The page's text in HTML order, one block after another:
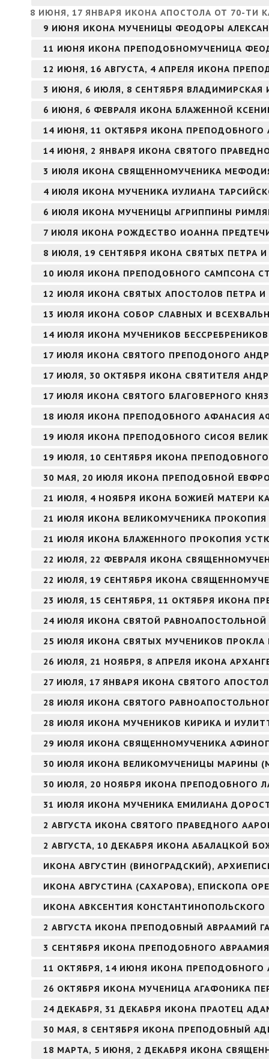
8 ИЮНЯ, 17 ЯНВАРЯ ИКОНА АПОСТОЛА ОТ 70-ТИ
9 ИЮНЯ ИКОНА МУЧЕНИЦЫ ФЕОДОРЫ
11 ИЮНЯ ИКОНА ПРЕПОДОБНОМУЧЕНИЦА
12 ИЮНЯ, 16 АВГУСТА, 4 АПРЕЛЯ ИКОНА
3 ИЮНЯ, 6 ИЮЛЯ, 8 СЕНТЯБРЯ
6 ИЮНЯ, 6 ФЕВРАЛЯ ИКОНА БЛАЖЕННОЙ
14 ИЮНЯ, 11 ОКТЯБРЯ ИКОНА ПРЕПОДОБНОГО
14 ИЮНЯ, 2 ЯНВАРЯ ИКОНА СВЯТОГО
3 ИЮЛЯ ИКОНА СВЯЩЕННОМУЧЕНИКА
4 ИЮЛЯ ИКОНА МУЧЕНИКА ИУЛИАНА
6 ИЮЛЯ ИКОНА МУЧЕНИЦЫ АГРИППИНЫ
7 ИЮЛЯ ИКОНА РОЖДЕСТВО ИОАННА
8 ИЮЛЯ, 19 СЕНТЯБРЯ ИКОНА СВЯТЫХ ПЕТРА
10 ИЮЛЯ ИКОНА ПРЕПОДОБНОГО САМПСОНА
12 ИЮЛЯ ИКОНА СВЯТЫХ АПОСТОЛОВ ПЕТРА И
13 ИЮЛЯ ИКОНА СОБОР СЛАВНЫХ И
14 ИЮЛЯ ИКОНА МУЧЕНИКОВ
17 ИЮЛЯ ИКОНА СВЯТОГО ПРЕПОДОНОГО
17 ИЮЛЯ, 30 ОКТЯБРЯ ИКОНА СВЯТИТЕЛЯ
17 ИЮЛЯ ИКОНА СВЯТОГО БЛАГОВЕРНОГО
18 ИЮЛЯ ИКОНА ПРЕПОДОБНОГО АФАНАСИЯ
19 ИЮЛЯ ИКОНА ПРЕПОДОБНОГО СИСОЯ
19 ИЮЛЯ, 10 СЕНТЯБРЯ ИКОНА
30 МАЯ, 20 ИЮЛЯ ИКОНА ПРЕПОДОБНОЙ
21 ИЮЛЯ, 4 НОЯБРЯ ИКОНА БОЖИЕЙ МАТЕРИ
21 ИЮЛЯ ИКОНА ВЕЛИКОМУЧЕНИКА ПРОКОПИЯ
21 ИЮЛЯ ИКОНА БЛАЖЕННОГО ПРОКОПИЯ
22 ИЮЛЯ, 22 ФЕВРАЛЯ ИКОНА
22 ИЮЛЯ, 19 СЕНТЯБРЯ ИКОНА
23 ИЮЛЯ, 15 СЕНТЯБРЯ, 11 ОКТЯБРЯ ИКОНА
24 ИЮЛЯ ИКОНА СВЯТОЙ
25 ИЮЛЯ ИКОНА СВЯТЫХ МУЧЕНИКОВ ПРОКЛА
26 ИЮЛЯ, 21 НОЯБРЯ, 8 АПРЕЛЯ ИКОНА
27 ИЮЛЯ, 17 ЯНВАРЯ ИКОНА СВЯТОГО
28 ИЮЛЯ ИКОНА СВЯТОГО
28 ИЮЛЯ ИКОНА МУЧЕНИКОВ КИРИКА И
29 ИЮЛЯ ИКОНА СВЯЩЕННОМУЧЕНИКА
30 ИЮЛЯ ИКОНА ВЕЛИКОМУЧЕНИЦЫ МАРИНЫ
30 ИЮЛЯ, 20 НОЯБРЯ ИКОНА ПРЕПОДОБНОГО
31 ИЮЛЯ ИКОНА МУЧЕНИКА ЕМИЛИАНА
2 АВГУСТА ИКОНА СВЯТОГО ПРАВЕДНОГО
2 АВГУСТА, 10 ДЕКАБРЯ ИКОНА АБАЛАЦКОЙ
ИКОНА АВГУСТИН (ВИНОГРАДСКИЙ),
ИКОНА АВГУСТИНА (САХАРОВА), ЕПИСКОПА
ИКОНА АВКСЕНТИЯ КОНСТАНТИНОПОЛЬСКОГО
2 АВГУСТА ИКОНА ПРЕПОДОБНЫЙ АВРААМИЙ
3 СЕНТЯБРЯ ИКОНА ПРЕПОДОБНОГО
11 ОКТЯБРЯ, 14 ИЮНЯ ИКОНА ПРЕПОДОБНОГО
26 ОКТЯБРЯ ИКОНА МУЧЕНИЦА АГАФОНИКА
24 ДЕКАБРЯ, 31 ДЕКАБРЯ ИКОНА ПРАОТЕЦ
30 МАЯ, 8 СЕНТЯБРЯ ИКОНА ПРЕПОДОБНЫЙ
18 МАРТА, 5 ИЮНЯ, 2 ДЕКАБРЯ ИКОНА